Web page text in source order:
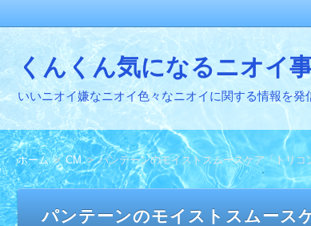
くんくん気になるニオイ
いいニオイ嫌なニオイ色々なニオイに関する情報を発
ホーム CM パンテーンのモイストスムースケア「トリコ
パンテーンのモイストスムース